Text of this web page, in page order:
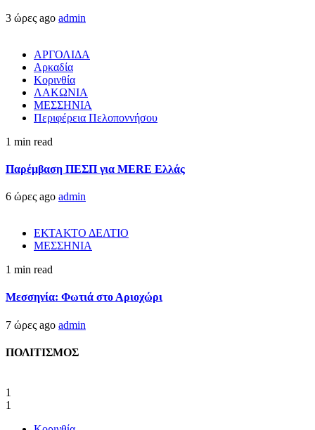
3 ώρες ago admin
ΑΡΓΟΛΙΔΑ
Αρκαδία
Κορινθία
ΛΑΚΩΝΙΑ
ΜΕΣΣΗΝΙΑ
Περιφέρεια Πελοποννήσου
1 min read
Παρέμβαση ΠΕΣΠ για MERE Ελλάς
6 ώρες ago admin
ΕΚΤΑΚΤΟ ΔΕΛΤΙΟ
ΜΕΣΣΗΝΙΑ
1 min read
Μεσσηνία: Φωτιά στο Αριοχώρι
7 ώρες ago admin
ΠΟΛΙΤΙΣΜΟΣ
1
1